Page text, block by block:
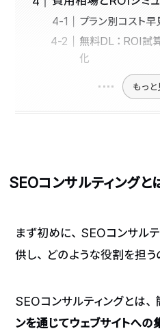
プラン別コスト早
無料DL：ROI試
化
もっと
SEOコンサルティングと
まず初めに、SEOコンサル
供し、どのような役割を担う
SEOコンサルティングとは
ンを通じてウェブサイトへ